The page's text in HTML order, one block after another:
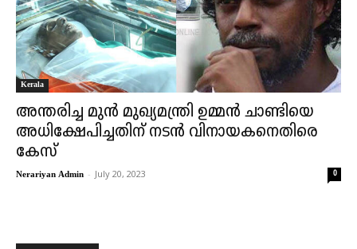
Kerala
അന്തരിച്ച മുൻ മുഖ്യമന്ത്രി ഉമ്മൻ ചാണ്ടിയെ
അധിക്ഷേപിച്ചതിന് നടൻ വിനായകനെതിരെ
കേസ്
Nerariyan Admin - July 20, 2023 0